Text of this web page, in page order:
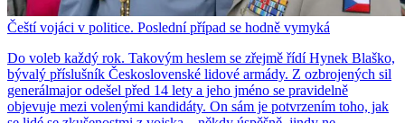
Čeští vojáci v politice. Poslední případ se hodně vymyká
Do voleb každý rok. Takovým heslem se zřejmě řídí Hynek Blaško,
bývalý příslušník Československé lidové armády. Z ozbrojených sil
generálmajor odešel před 14 lety a jeho jméno se pravidelně
objevuje mezi volenými kandidáty. On sám je potvrzením toho, jak